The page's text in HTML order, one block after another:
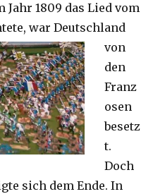
Jahr 1809 das Lied vom
war Deutschland
von
den
Franz
osen
besetz
t.
Doch
sich dem Ende. In